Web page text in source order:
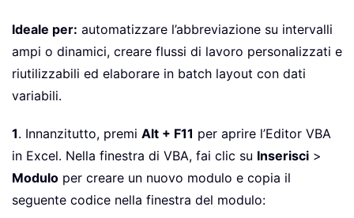
Ideale per: automatizzare l’abbreviazione su intervalli
ampi o dinamici, creare flussi di lavoro personalizzati e
riutilizzabili ed elaborare in batch layout con dati
variabili.
1. Innanzitutto, premi Alt + F11 per aprire l’Editor VBA
in Excel. Nella finestra di VBA, fai clic su Inserisci >
Modulo per creare un nuovo modulo e copia il
seguente codice nella finestra del modulo: